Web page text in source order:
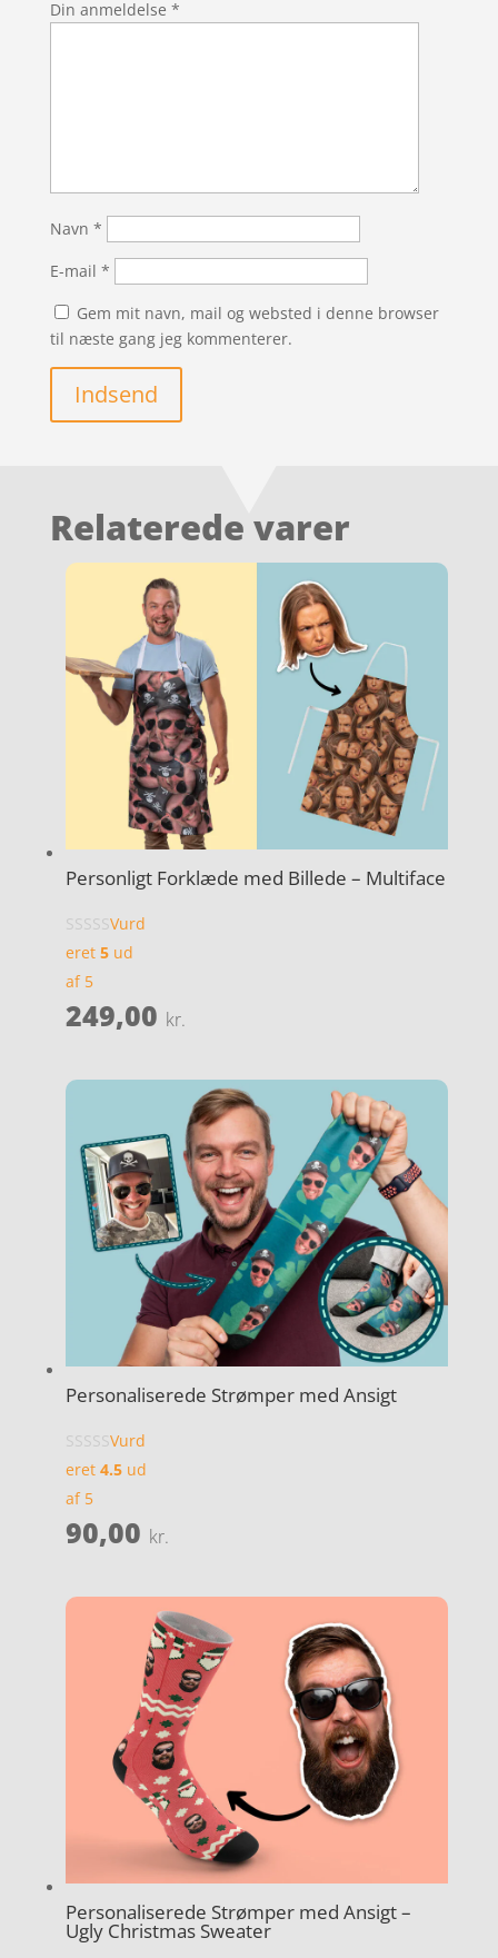
Din anmeldelse *
Navn *
E-mail *
Gem mit navn, mail og websted i denne browser
til næste gang jeg kommenterer.
Indsend
Relaterede varer
Personligt Forklæde med Billede – Multiface
Vurd
eret 5ud
af 5
249,00 kr.
Personaliserede Strømper med Ansigt
Vurd
eret 4.5ud
af 5
90,00 kr.
Personaliserede Strømper med Ansigt –
Ugly Christmas Sweater